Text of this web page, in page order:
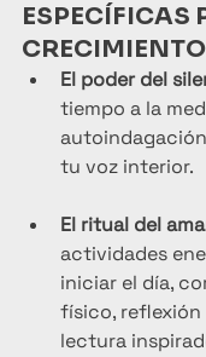
ESPECÍFICAS
El poder del
tiempo a la
tu voz interior.
El ritual del
actividades
iniciar el día,
físico,
lectura